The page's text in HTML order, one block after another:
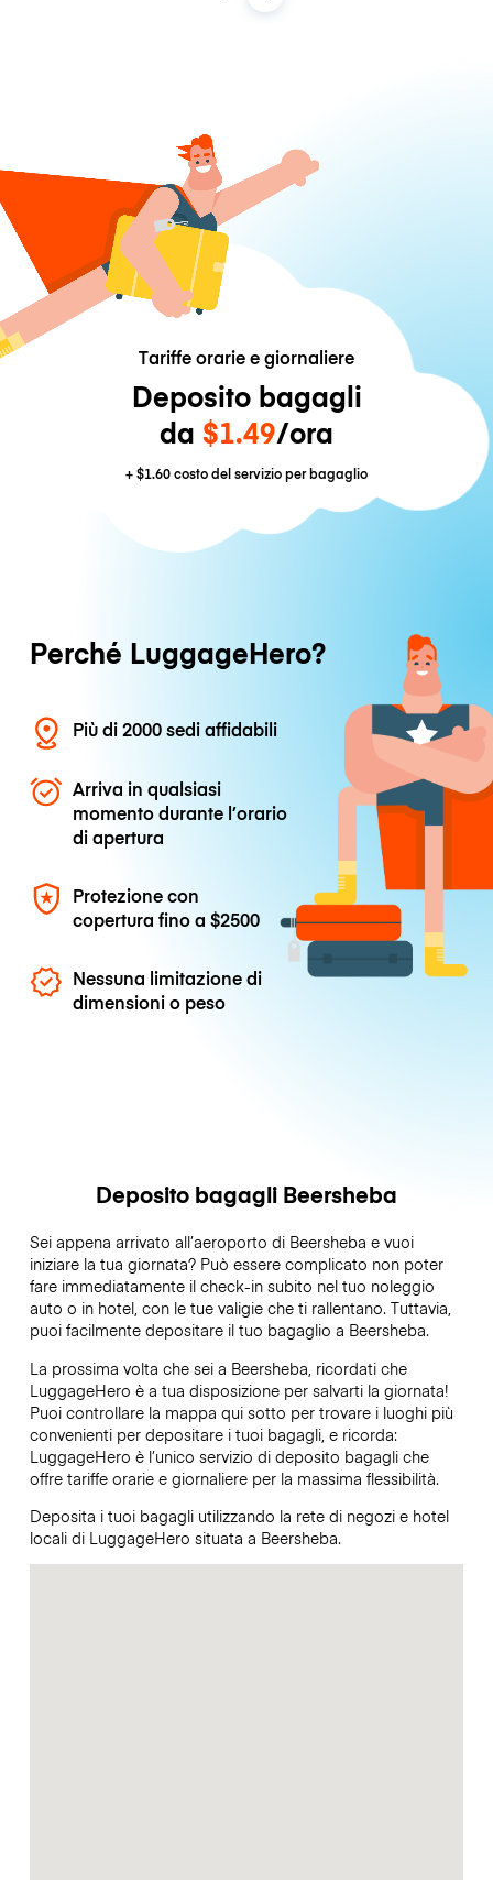
Tariffe orarie e giornaliere
Deposito bagagli
da $1.49/ora
+$1.60costo del servizio per bagaglio
Perché LuggageHero?
Più di 2000 sedi affidabili
Arriva in qualsiasi
momento durante l’orario
di apertura
Protezione con
copertura fino a$2500
Nessuna limitazione di
dimensioni o peso
Deposito bagagli Beersheba
Sei appena arrivato all’aeroporto di Beersheba e vuoi
iniziare la tua giornata? Può essere complicato non poter
fare immediatamente il check-in subito nel tuo noleggio
auto o in hotel, con le tue valigie che ti rallentano. Tuttavia,
puoi facilmente depositare il tuo bagaglio a Beersheba.
La prossima volta che sei a Beersheba, ricordati che
LuggageHero è a tua disposizione per salvarti la giornata!
Puoi controllare la mappa qui sotto per trovare i luoghi più
convenienti per depositare i tuoi bagagli, e ricorda:
LuggageHero è l’unico servizio di deposito bagagli che
offre tariffe orarie e giornaliere per la massima flessibilità.
Deposita i tuoi bagagli utilizzando la rete di negozi e hotel
locali di LuggageHero situata a Beersheba.